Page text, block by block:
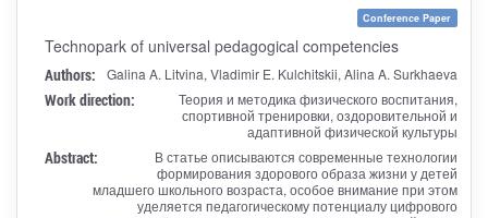
Conference Paper
Technopark of universal pedagogical competencies
Authors: Galina A. Litvina, Vladimir E. Kulchitskii, Alina A. Surkhaeva
Work direction:
Теория и методика физического воспитания,
спортивной тренировки, оздоровительной и
адаптивной физической культуры
Abstract:
В статье описываются современные технологии
формирования здорового образа жизни у детей
младшего школьного возраста, особое внимание при этом
уделяется педагогическому потенциалу цифрового